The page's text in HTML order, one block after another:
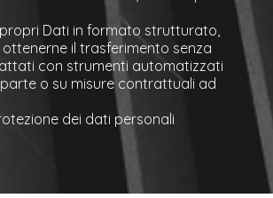
Dati in formato strutturato,
il trasferimento senza
con strumenti automatizzati
o su misure contrattuali ad
dei dati personali